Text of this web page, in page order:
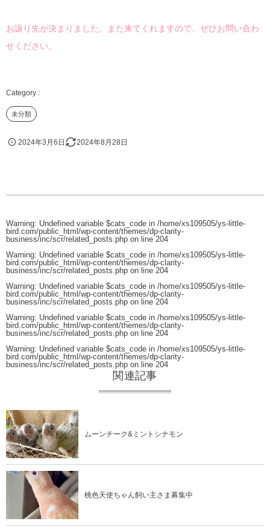
お譲り先が決まりました。また来てくれますので、ぜひお問い合わ
せください。
未分類
2024年3月6日 2024年8月28日
Warning: Undefined variable $cats_code in /home/xs109505/ys-little-
bird.com/public_html/wp-content/themes/dp-clarity-
business/inc/scr/related_posts.php on line 204
Warning: Undefined variable $cats_code in /home/xs109505/ys-little-
bird.com/public_html/wp-content/themes/dp-clarity-
business/inc/scr/related_posts.php on line 204
Warning: Undefined variable $cats_code in /home/xs109505/ys-little-
bird.com/public_html/wp-content/themes/dp-clarity-
business/inc/scr/related_posts.php on line 204
Warning: Undefined variable $cats_code in /home/xs109505/ys-little-
bird.com/public_html/wp-content/themes/dp-clarity-
business/inc/scr/related_posts.php on line 204
Warning: Undefined variable $cats_code in /home/xs109505/ys-little-
bird.com/public_html/wp-content/themes/dp-clarity-
business/inc/scr/related_posts.php on line 204
関連記事
ムーンチーク&ミントシナモン
桃色天使ちゃん飼い主さま募集中